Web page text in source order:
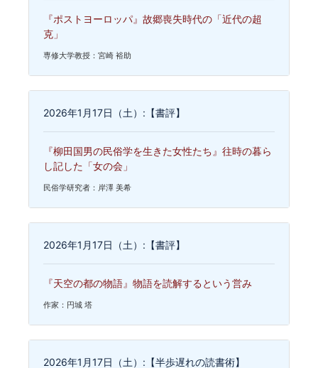
『ポストヨーロッパ』故郷喪失時代の「近代の超
克」
専修大学教授：宮崎 裕助
2026年1月17日（土）:【書評】
『柳田国男の民俗学を生きた女性たち』往時の暮ら
し記した「女の会」
民俗学研究者：岸澤 美希
2026年1月17日（土）:【書評】
『天空の都の物語』物語を読解するという営み
作家：円城 塔
2026年1月17日（土）:【半歩遅れの読書術】